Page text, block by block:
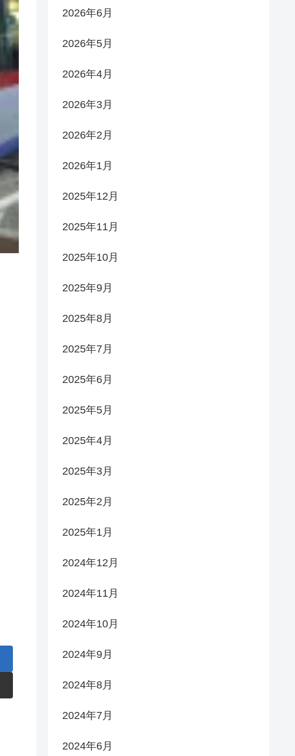
2026年6月
2026年5月
2026年4月
2026年3月
2026年2月
2026年1月
2025年12月
2025年11月
2025年10月
2025年9月
2025年8月
2025年7月
2025年6月
2025年5月
2025年4月
2025年3月
2025年2月
2025年1月
2024年12月
2024年11月
2024年10月
2024年9月
2024年8月
2024年7月
2024年6月